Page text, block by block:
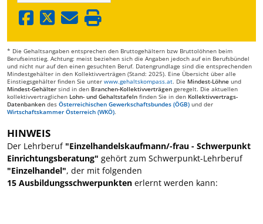
* Die Gehaltsangaben entsprechen den Bruttogehältern bzw Bruttolöhnen beim
Berufseinstieg. Achtung: meist beziehen sich die Angaben jedoch auf ein Berufsbündel
und nicht nur auf den einen gesuchten Beruf. Datengrundlage sind die entsprechenden
Mindestgehälter in den Kollektivverträgen (Stand: 2025). Eine Übersicht über alle
Einstiegsgehälter finden Sie unter www.gehaltskompass.at. Die Mindest-Löhne und
Mindest-Gehälter sind in den Branchen-Kollektivverträgen geregelt. Die aktuellen
kollektivvertraglichen Lohn- und Gehaltstafeln finden Sie in den Kollektivvertrags-
Datenbanken des Österreichischen Gewerkschaftsbundes (ÖGB) und der
Wirtschaftskammer Österreich (WKÖ).
HINWEIS
Der Lehrberuf "Einzelhandelskaufmann/-frau - Schwerpunkt
Einrichtungsberatung" gehört zum Schwerpunkt-Lehrberuf
"Einzelhandel", der mit folgenden
15 Ausbildungsschwerpunkten erlernt werden kann: